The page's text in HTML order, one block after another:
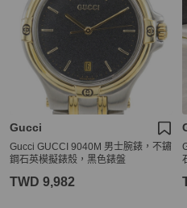
Gucci
Gucci GUCCI 9040M 男士腕錶，不鏽
鋼石英模擬錶殼，黑色錶盤
TWD 9,982